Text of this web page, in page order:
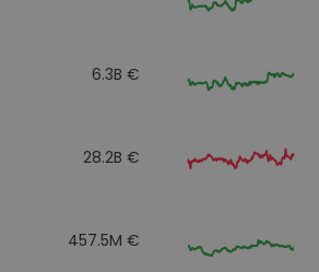
6.3B €
28.2B €
457.5M €